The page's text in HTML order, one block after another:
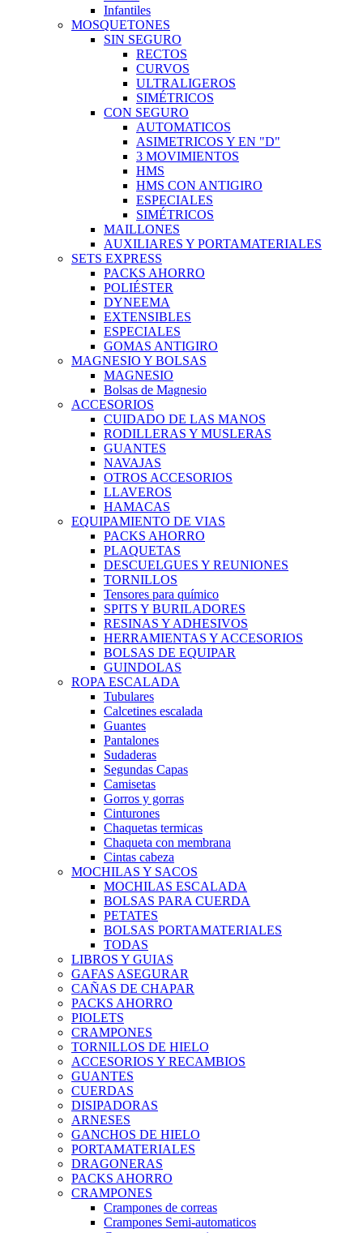
Infantiles
MOSQUETONES
SIN SEGURO
RECTOS
CURVOS
ULTRALIGEROS
SIMÉTRICOS
CON SEGURO
AUTOMATICOS
ASIMETRICOS Y EN "D"
3 MOVIMIENTOS
HMS
HMS CON ANTIGIRO
ESPECIALES
SIMÉTRICOS
MAILLONES
AUXILIARES Y PORTAMATERIALES
SETS EXPRESS
PACKS AHORRO
POLIÉSTER
DYNEEMA
EXTENSIBLES
ESPECIALES
GOMAS ANTIGIRO
MAGNESIO Y BOLSAS
MAGNESIO
Bolsas de Magnesio
ACCESORIOS
CUIDADO DE LAS MANOS
RODILLERAS Y MUSLERAS
GUANTES
NAVAJAS
OTROS ACCESORIOS
LLAVEROS
HAMACAS
EQUIPAMIENTO DE VIAS
PACKS AHORRO
PLAQUETAS
DESCUELGUES Y REUNIONES
TORNILLOS
Tensores para químico
SPITS Y BURILADORES
RESINAS Y ADHESIVOS
HERRAMIENTAS Y ACCESORIOS
BOLSAS DE EQUIPAR
GUINDOLAS
ROPA ESCALADA
Tubulares
Calcetines escalada
Guantes
Pantalones
Sudaderas
Segundas Capas
Camisetas
Gorros y gorras
Cinturones
Chaquetas termicas
Chaqueta con membrana
Cintas cabeza
MOCHILAS Y SACOS
MOCHILAS ESCALADA
BOLSAS PARA CUERDA
PETATES
BOLSAS PORTAMATERIALES
TODAS
LIBROS Y GUIAS
GAFAS ASEGURAR
CAÑAS DE CHAPAR
PACKS AHORRO
PIOLETS
CRAMPONES
TORNILLOS DE HIELO
ACCESORIOS Y RECAMBIOS
GUANTES
CUERDAS
DISIPADORAS
ARNESES
GANCHOS DE HIELO
PORTAMATERIALES
DRAGONERAS
PACKS AHORRO
CRAMPONES
Crampones de correas
Crampones Semi-automaticos